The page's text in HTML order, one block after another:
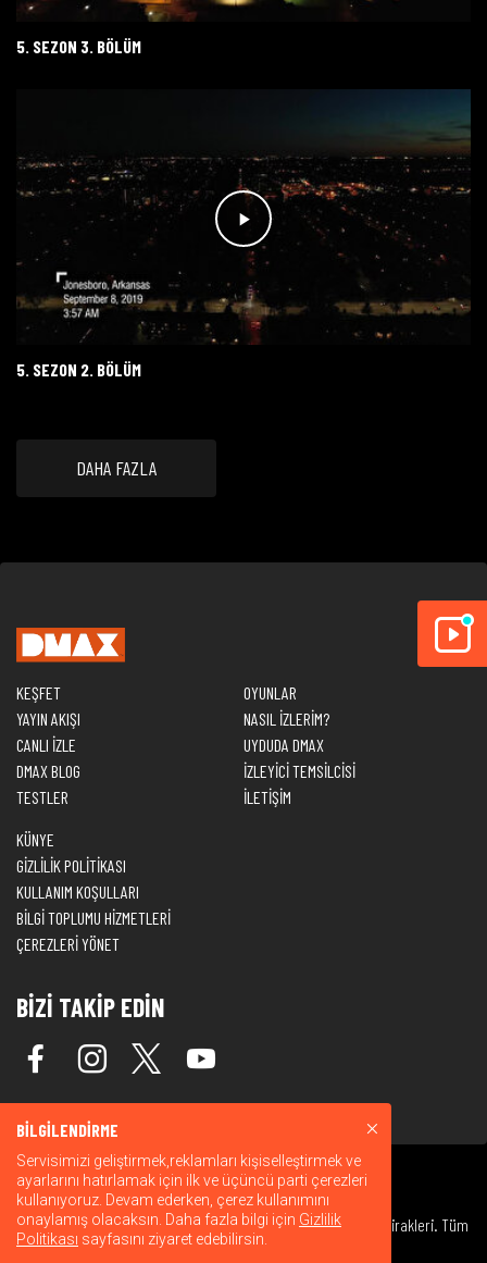
5. SEZON 3. BÖLÜM
5. SEZON 2. BÖLÜM
DAHA FAZLA
KEŞFET
YAYIN AKIŞI
CANLI İZLE
DMAX BLOG
TESTLER
OYUNLAR
NASIL İZLERİM?
UYDUDA DMAX
İZLEYİCİ TEMSİLCİSİ
İLETİŞİM
KÜNYE
GİZLİLİK POLİTİKASI
KULLANIM KOŞULLARI
BİLGİ TOPLUMU HİZMETLERİ
ÇEREZLERİ YÖNET
BİZİ TAKİP EDİN
© 2026 Warner Bros. Discovery, Inc. veya bağlı kuruluşları ve iştirakleri. Tüm
hakları saklıdır.
BİLGİLENDİRME
Servisimizi geliştirmek,reklamları kişiselleştirmek ve
ayarlarını hatırlamak için ilk ve üçüncü parti çerezleri
kullanıyoruz. Devam ederken, çerez kullanımını
onaylamış olacaksın. Daha fazla bilgi için Gizlilik
Politikası sayfasını ziyaret edebilirsin.